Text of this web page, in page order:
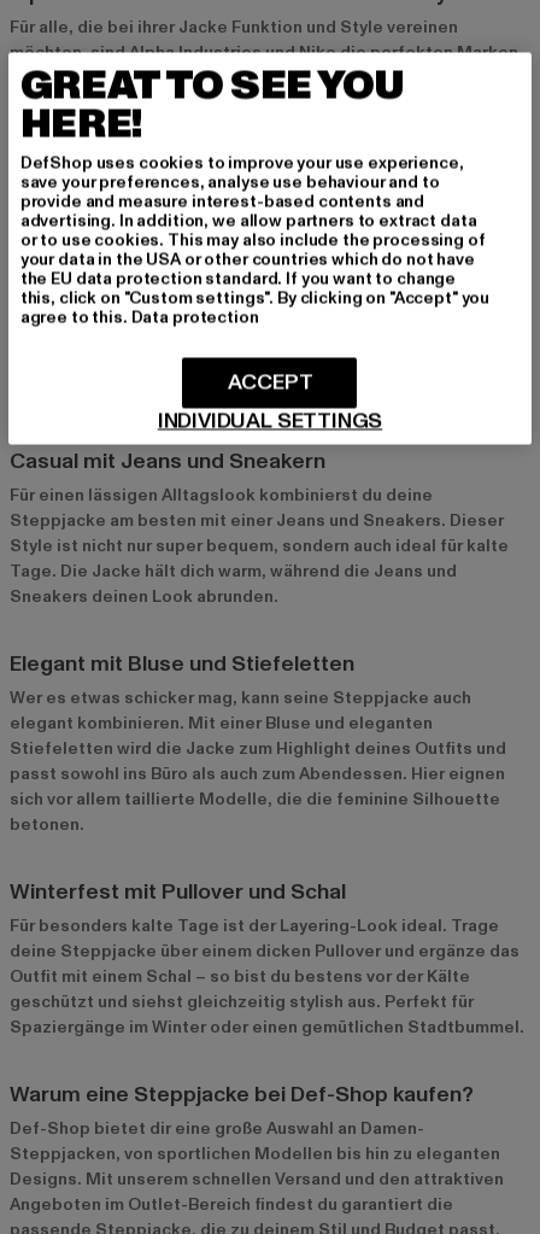
Für alle, die bei ihrer Jacke Funktion und Style vereinen
möchten, sind Alpha Industries und Nike die perfekten Marken.
Diese Modelle eignen sich hervorragend für Outdoor-
Aktivitäten und bieten dir optimalen Schutz bei wechselhaftem
Wetter. Gleichzeitig kannst du dir sicher sein, dass du mit
diesen Jacken immer top gestylt bist.
Def und Alife & Kickin: Preis-Leistungs-Sieger
Wer eine hochwertige Steppjacke zum attraktiven Preis sucht,
wird beiDefundAlife & Kickinfündig. Diese Marken
überzeugen mit tollen Designs und einem guten Preis-
Leistungs-Verhältnis – perfekt für alle, die Wert auf Qualität zu
Styling-Tipps für Damen-Steppjacken
Casual mit Jeans und Sneakern
Für einen lässigen Alltagslook kombinierst du deine
Steppjacke am besten mit einer Jeans und Sneakers. Dieser
Style ist nicht nur super bequem, sondern auch ideal für kalte
Tage. Die Jacke hält dich warm, während die Jeans und
Sneakers deinen Look abrunden.
Elegant mit Bluse und Stiefeletten
Wer es etwas schicker mag, kann seine Steppjacke auch
elegant kombinieren. Mit einer Bluse und eleganten
Stiefeletten wird die Jacke zum Highlight deines Outfits und
passt sowohl ins Büro als auch zum Abendessen. Hier eignen
sich vor allem taillierte Modelle, die die feminine Silhouette
betonen.
Winterfest mit Pullover und Schal
Für besonders kalte Tage ist der Layering-Look ideal. Trage
deine Steppjacke über einem dicken Pullover und ergänze das
Outfit mit einem Schal – so bist du bestens vor der Kälte
geschützt und siehst gleichzeitig stylish aus. Perfekt für
Spaziergänge im Winter oder einen gemütlichen Stadtbummel.
Warum eine Steppjacke bei Def-Shop kaufen?
Def-Shop bietet dir eine große Auswahl an Damen-
Steppjacken, von sportlichen Modellen bis hin zu eleganten
Designs. Mit unserem schnellen Versand und den attraktiven
Angeboten im Outlet-Bereich findest du garantiert die
GREAT TO SEE YOU
HERE!
DefShop uses cookies to improve your use experience,
save your preferences, analyse use behaviour and to
provide and measure interest-based contents and
advertising. In addition, we allow partners to extract data
or to use cookies. This may also include the processing of
your data in the USA or other countries which do not have
the EU data protection standard. If you want to change
this, click on "Custom settings". By clicking on "Accept" you
agree to this. Data protection
INDIVIDUAL SETTINGS
ACCEPT